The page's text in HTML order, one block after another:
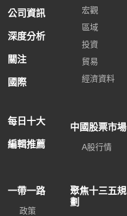
公司資訊
深度分析
關注
國際
每日十大
編輯推薦
宏觀
區域
投資
貿易
經濟資料
中國股票市場
A股行情
一帶一路
政策
聚焦十三五規
劃